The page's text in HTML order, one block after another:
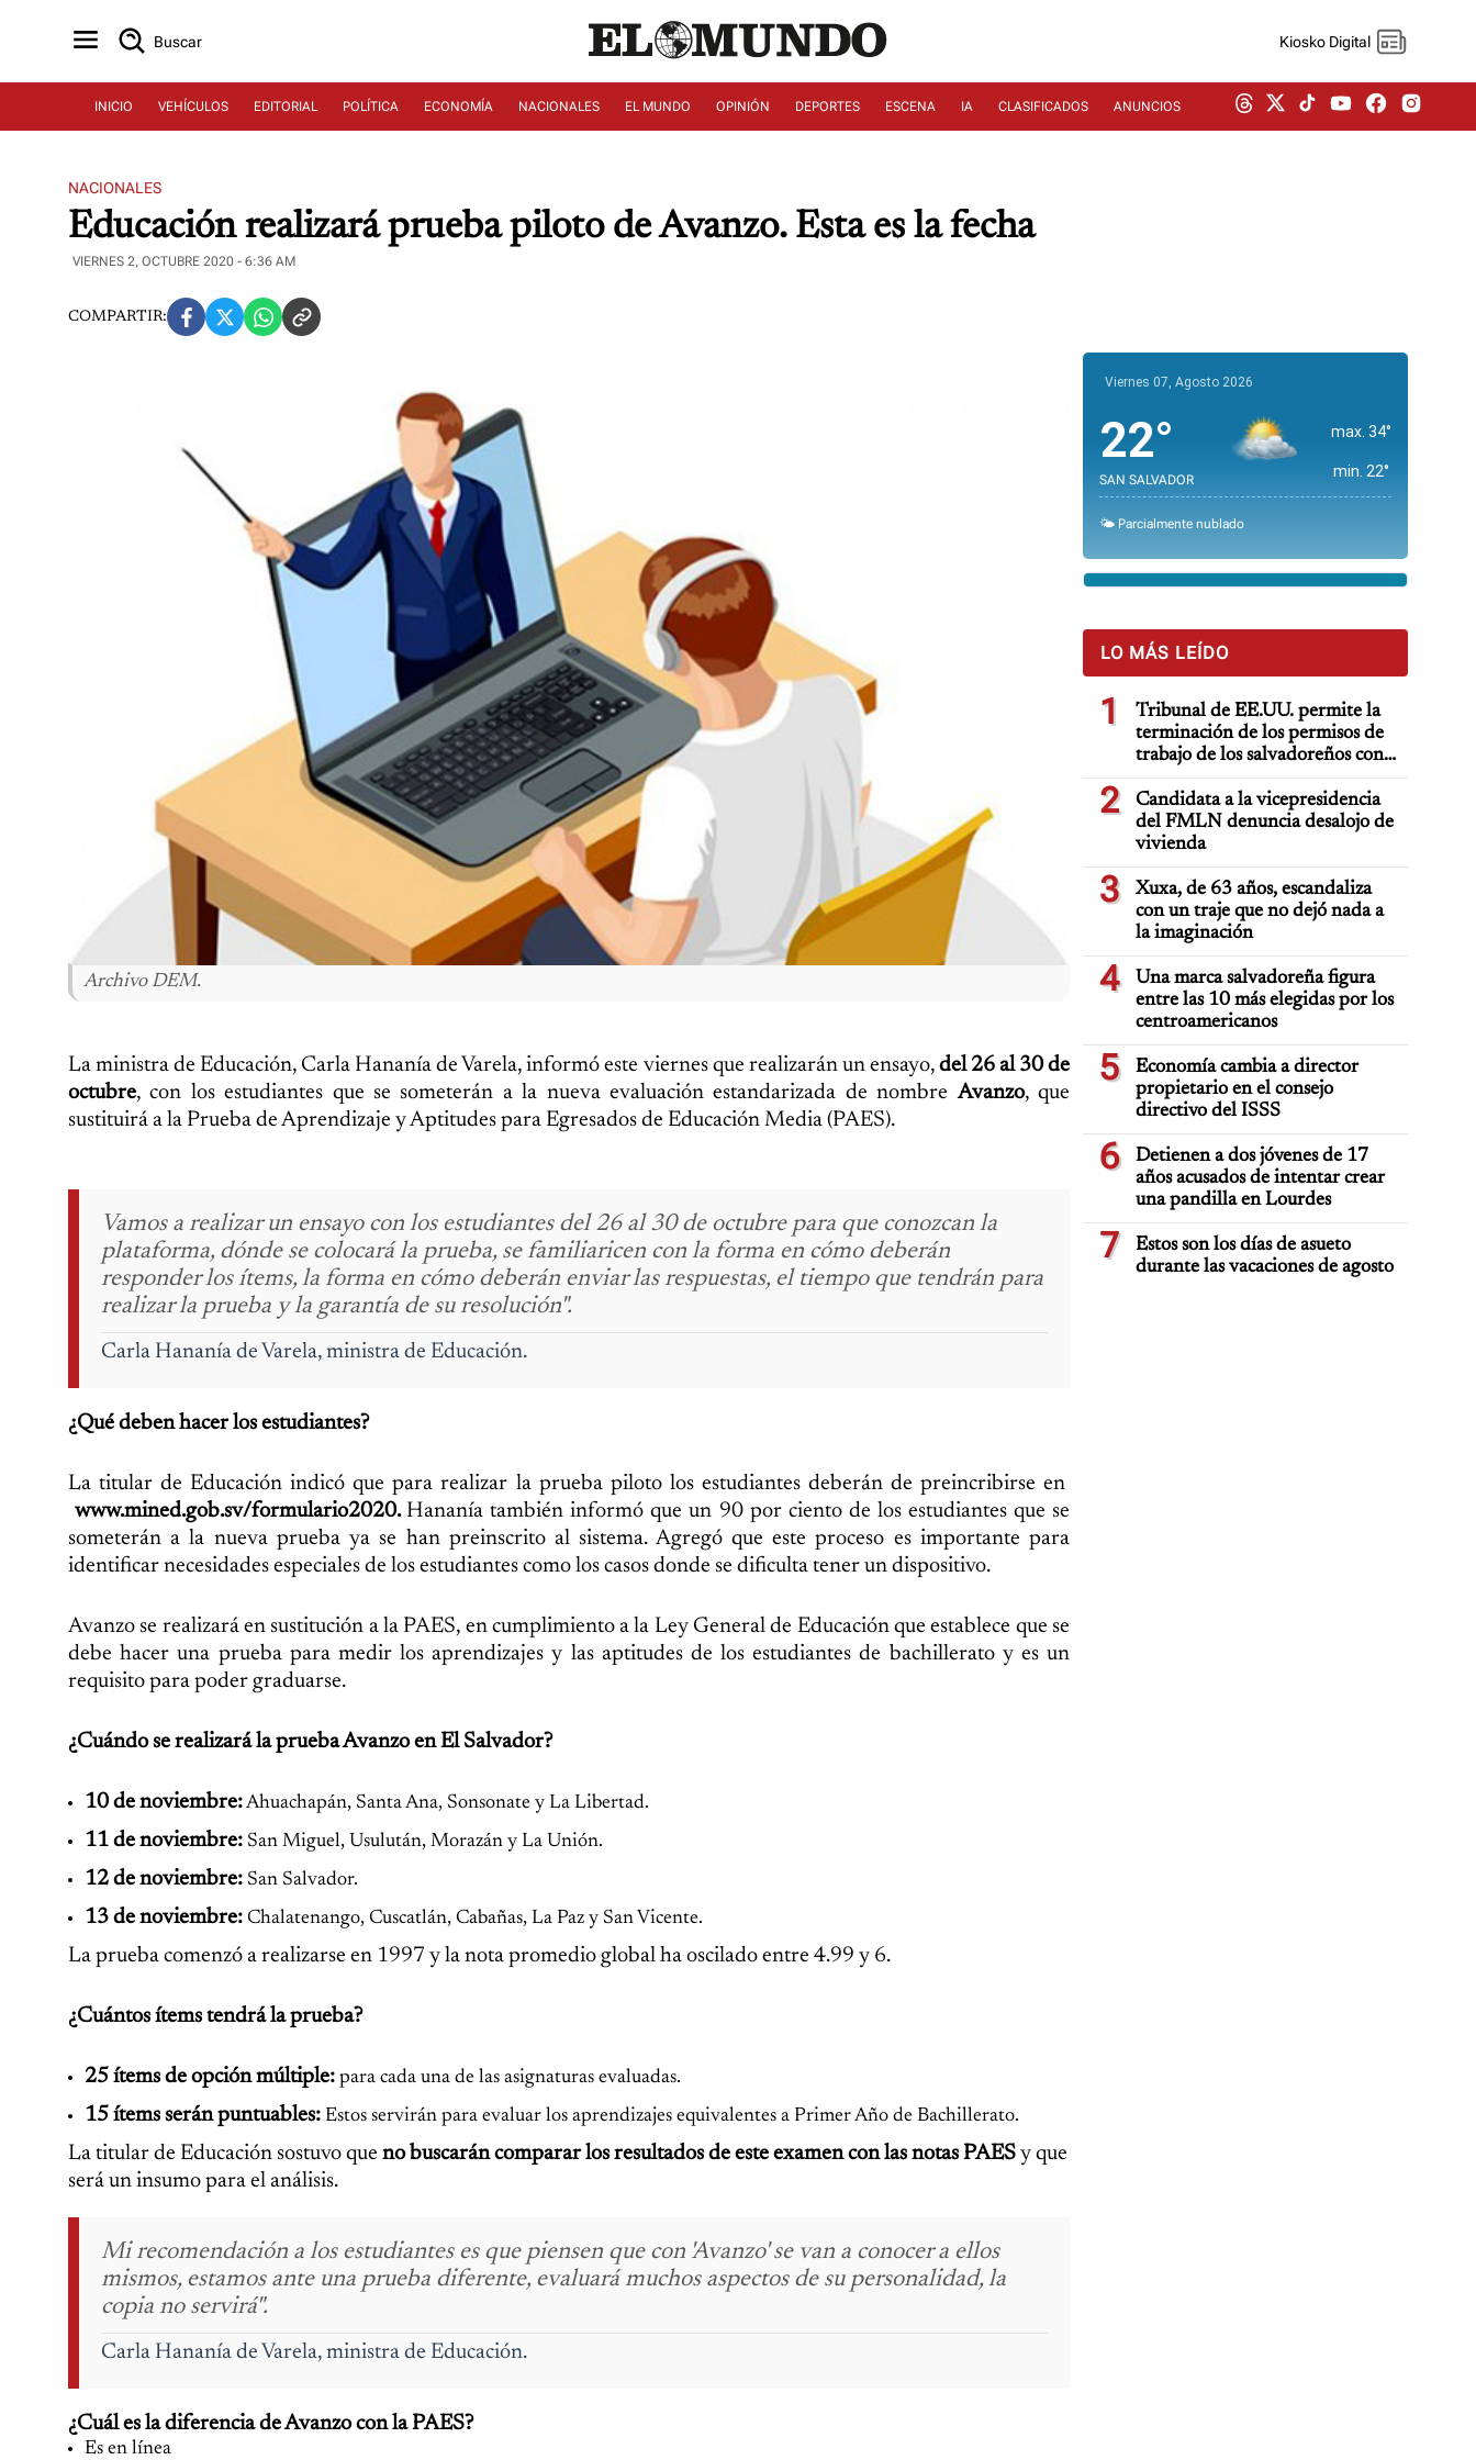
Buscar Kiosko Digital
INICIO VEHÍCULOS EDITORIAL POLÍTICA ECONOMÍA NACIONALES EL MUNDO OPINIÓN DEPORTES ESCENA IA CLASIFICADOS ANUNCIOS
NACIONALES
Educación realizará prueba piloto de Avanzo. Esta es la fecha
VIERNES 2, OCTUBRE 2020 - 6:36 AM
COMPARTIR:
Archivo DEM.
La ministra de Educación, Carla Hananía de Varela, informó este viernes que realizarán un ensayo, del 26 al 30 de
octubre, con los estudiantes que se someterán a la nueva evaluación estandarizada de nombreAvanzo, que
sustituirá a la Prueba de Aprendizaje y Aptitudes para Egresados de Educación Media (PAES).
Vamos a realizar un ensayo con los estudiantes del 26 al 30 de octubre para que conozcan la
plataforma, dónde se colocará la prueba, se familiaricen con la forma en cómo deberán
responder los ítems, la forma en cómo deberán enviar las respuestas, el tiempo que tendrán para
realizar la prueba y la garantía de su resolución".
Carla Hananía de Varela, ministra de Educación.
¿Qué deben hacer los estudiantes?
La titular de Educación indicó que para realizar la prueba piloto los estudiantes deberán de preincribirse en
www.mined.gob.sv/formulario2020. Hananía también informó que un 90 por ciento de los estudiantes que se
someterán a la nueva prueba ya se han preinscrito al sistema. Agregó que este proceso es importante para
identificar necesidades especiales de los estudiantes como los casos donde se dificulta tener un dispositivo.
Avanzo se realizará en sustitución a la PAES, en cumplimiento a la Ley General de Educación que establece que se
debe hacer una prueba para medir los aprendizajes y las aptitudes de los estudiantes de bachillerato y es un
requisito para poder graduarse.
¿Cuándo se realizará la prueba Avanzo en El Salvador?
10 de noviembre:Ahuachapán, Santa Ana, Sonsonate y La Libertad.
11 de noviembre: San Miguel, Usulután, Morazán y La Unión.
12 de noviembre: San Salvador.
13 de noviembre: Chalatenango, Cuscatlán, Cabañas, La Paz y San Vicente.
La prueba comenzó a realizarse en 1997 y la nota promedio global ha oscilado entre 4.99 y 6.
¿Cuántos ítems tendrá la prueba?
25 ítems de opción múltiple: para cada una de las asignaturas evaluadas.
15 ítems serán puntuables: Estos servirán para evaluar los aprendizajes equivalentes a Primer Año de Bachillerato.
La titular de Educación sostuvo que no buscarán comparar los resultados de este examen con las notas PAES y que
será un insumo para el análisis.
Mi recomendación a los estudiantes es que piensen que con 'Avanzo' se van a conocer a ellos
mismos, estamos ante una prueba diferente, evaluará muchos aspectos de su personalidad, la
copia no servirá".
Carla Hananía de Varela, ministra de Educación.
¿Cuál es la diferencia de Avanzo con la PAES?
Es en línea
Viernes 07, Agosto 2026
22°
SAN SALVADOR
max. 34°
min. 22°
🌤️ Parcialmente nublado
LO MÁS LEÍDO
1
Tribunal de EE.UU. permite la
terminación de los permisos de
trabajo de los salvadoreños con
TPS
2
Candidata a la vicepresidencia
del FMLN denuncia desalojo de
vivienda
3
Xuxa, de 63 años, escandaliza
con un traje que no dejó nada a
la imaginación
4
Una marca salvadoreña figura
entre las 10 más elegidas por los
centroamericanos
5
Economía cambia a director
propietario en el consejo
directivo del ISSS
6
Detienen a dos jóvenes de 17
años acusados de intentar crear
una pandilla en Lourdes
7
Estos son los días de asueto
durante las vacaciones de agosto